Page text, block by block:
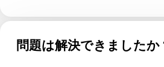
問題は解決できましたか